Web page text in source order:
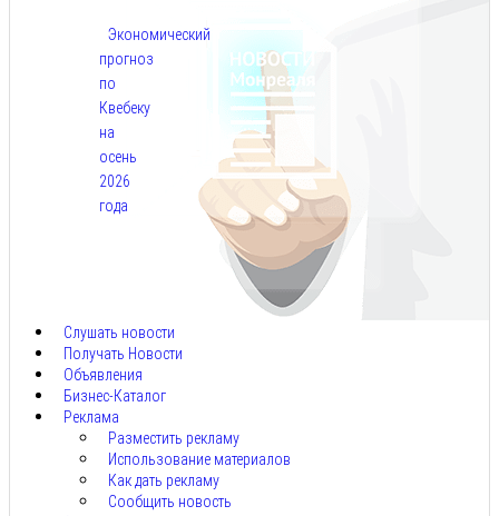
Экономический
прогноз
по
Квебеку
на
осень
2026
года
Слушать новости
Получать Новости
Объявления
Бизнес-Каталог
Реклама
Разместить рекламу
Использование материалов
Как дать рекламу
Сообщить новость